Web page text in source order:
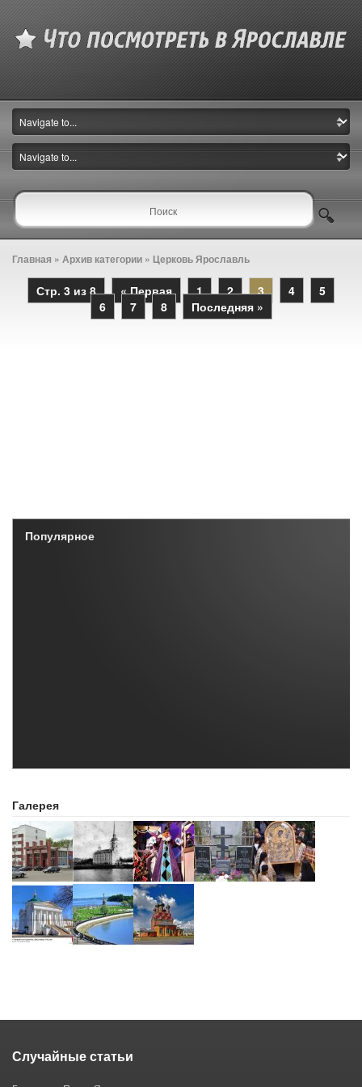
Главная » Архив категории » Церковь Ярославль
Стр. 3 из 8 « Первая 1 2 3 4
5
6
7 8 Последняя »
Популярное
Галерея
Случайные статьи